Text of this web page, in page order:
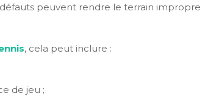
peuvent rendre le terrain impropre
, cela peut inclure :
de jeu ;